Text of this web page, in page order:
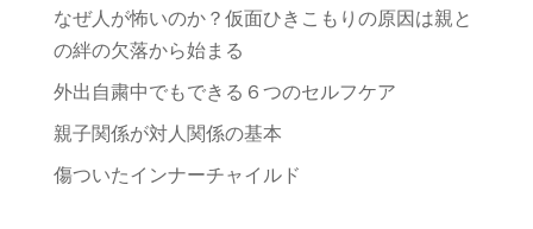
なぜ人が怖いのか？仮面ひきこもりの原因は親と
の絆の欠落から始まる
外出自粛中でもできる６つのセルフケア
親子関係が対人関係の基本
傷ついたインナーチャイルド